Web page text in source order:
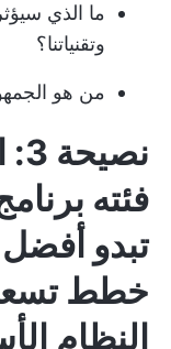
ما الذي
وتقنياتنا؟
من هو
فئته
تبدو أفضل
خطط
النظام